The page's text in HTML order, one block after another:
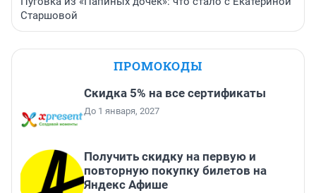
Старшовой
ПРОМОКОДЫ
Скидка 5% на все сертификаты
До 1 января, 2027
Получить скидку на первую и
повторную покупку билетов на
Яндекс Афише